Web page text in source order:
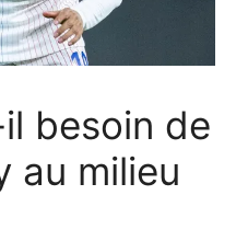
besoin de
au milieu